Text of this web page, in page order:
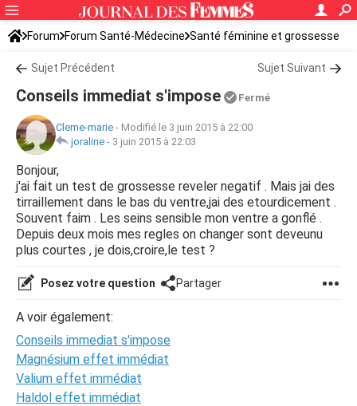
Forum Forum Santé-Médecine Santé féminine et grossesse
Sujet Précédent Sujet Suivant
Conseils immediat s'impose Fermé
Cleme-marie - Modifié le 3 juin 2015 à 22:00
joraline - 3 juin 2015 à 22:03
Bonjour,
j'ai fait un test de grossesse reveler negatif . Mais jai des
tirraillement dans le bas du ventre,jai des etourdicement .
Souvent faim . Les seins sensible mon ventre a gonflé .
Depuis deux mois mes regles on changer sont deveunu
plus courtes , je dois,croire,le test ?
Posez votre question Partager
A voir également:
Conseils immediat s'impose
Magnésium effet immédiat
Valium effet immédiat
Haldol effet immédiat